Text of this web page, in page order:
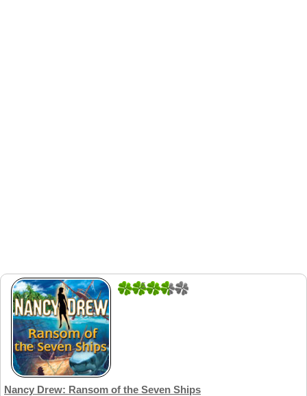
5
Nancy Drew: Ransom of the Seven Ships